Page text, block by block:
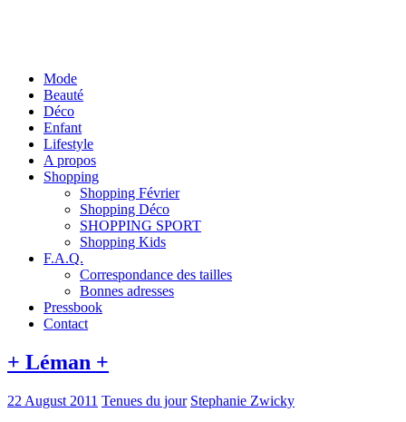
Mode
Beauté
Déco
Enfant
Lifestyle
A propos
Shopping
Shopping Février
Shopping Déco
SHOPPING SPORT
Shopping Kids
F.A.Q.
Correspondance des tailles
Bonnes adresses
Pressbook
Contact
+ Léman +
22 August 2011 Tenues du jour Stephanie Zwicky